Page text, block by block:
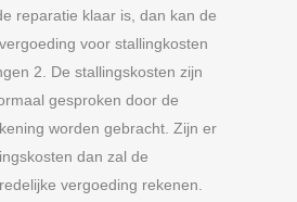
reparatie klaar is, dan kan de
voor stallingkosten
2. De stallingskosten zijn
gesproken door de
worden gebracht. Zijn er
dan zal de
vergoeding rekenen.